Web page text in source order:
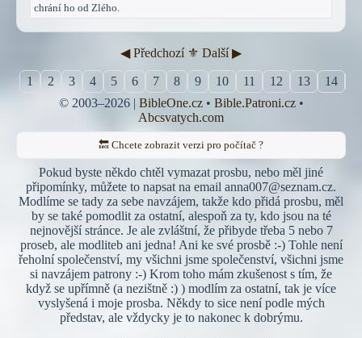
chrání ho od Zlého.
◀︎ Předchozí ⚜︎ Další ▶︎
1 2 3 4 5 6 7 8 9 10 11 12 13 14
© 2003–2026 | BibleOne.cz• Bible.Patroni.cz•
Abcsvatych.com
🔙 Chcete zobrazit verzi pro počítač ?
Pokud byste někdo chtěl vymazat prosbu, nebo měl jiné
připomínky, můžete to napsat na email anna007@seznam.cz.
Modlíme se tady za sebe navzájem, takže kdo přidá prosbu, měl
by se také pomodlit za ostatní, alespoň za ty, kdo jsou na té
nejnovější stránce. Je ale zvláštní, že přibyde třeba 5 nebo 7
proseb, ale modliteb ani jedna! Ani ke své prosbě :-) Tohle není
řeholní společenství, my všichni jsme společenství, všichni jsme
si navzájem patrony :-) Krom toho mám zkušenost s tím, že
když se upřímně (a nezištně :) ) modlím za ostatní, tak je více
vyslyšená i moje prosba. Někdy to sice není podle mých
představ, ale vždycky je to nakonec k dobrýmu.